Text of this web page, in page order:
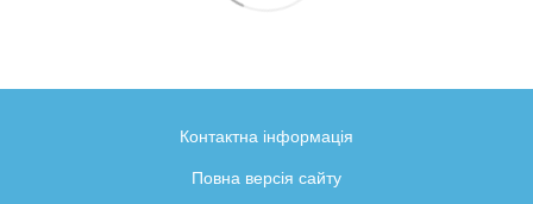
Контактна інформація
Повна версія сайту